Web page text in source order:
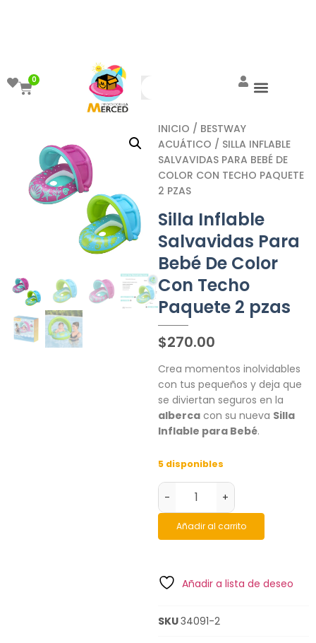
0
INICIO / BESTWAY
ACUÁTICO / SILLA INFLABLE
SALVAVIDAS PARA BEBÉ DE
COLOR CON TECHO PAQUETE
2 PZAS
Silla Inflable
Salvavidas Para
Bebé De Color
Con Techo
Paquete 2 pzas
$270.00
Crea momentos inolvidables
con tus pequeños y deja que
se diviertan seguros en la
alberca con su nueva Silla
Inflable para Bebé.
5 disponibles
- +
Añadir al carrito
Añadir a lista de deseo
SKU34091-2